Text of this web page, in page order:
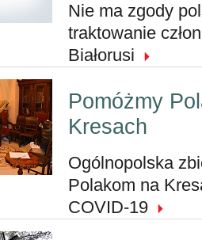
Nie ma zgody
traktowanie
Białorusi
Pomóżmy
Kresach
Ogólnopolska
Polakom na
COVID-19